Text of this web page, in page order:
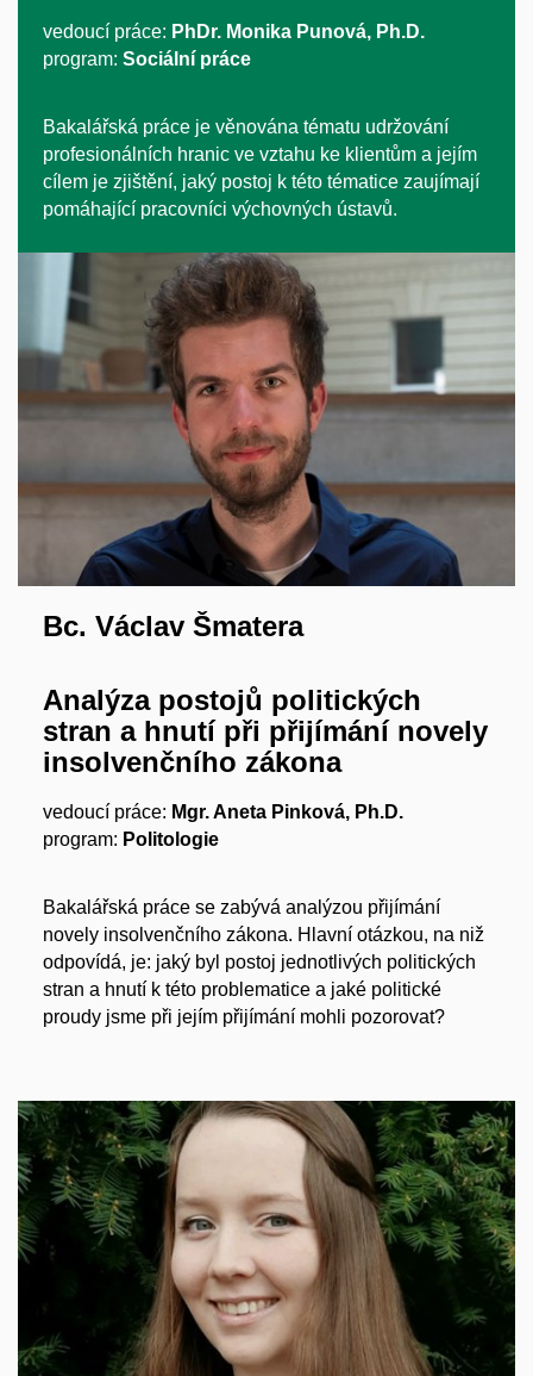
vedoucí práce: PhDr. Monika Punová, Ph.D.
program: Sociální práce
Bakalářská práce je věnována tématu udržování
profesionálních hranic ve vztahu ke klientům a jejím
cílem je zjištění, jaký postoj k této tématice zaujímají
pomáhající pracovníci výchovných ústavů.
Bc. Václav Šmatera
Analýza postojů politických
stran a hnutí při přijímání novely
insolvenčního zákona
vedoucí práce: Mgr. Aneta Pinková, Ph.D.
program: Politologie
Bakalářská práce se zabývá analýzou přijímání
novely insolvenčního zákona. Hlavní otázkou, na niž
odpovídá, je: jaký byl postoj jednotlivých politických
stran a hnutí k této problematice a jaké politické
proudy jsme při jejím přijímání mohli pozorovat?